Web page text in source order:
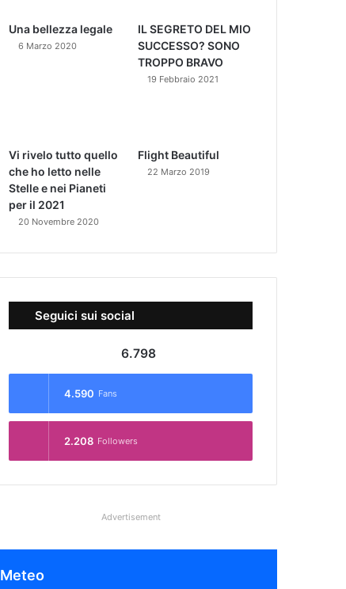
Una bellezza legale
6 Marzo 2020
IL SEGRETO DEL MIO
SUCCESSO? SONO
TROPPO BRAVO
19 Febbraio 2021
Vi rivelo tutto quello
che ho letto nelle
Stelle e nei Pianeti
per il 2021
20 Novembre 2020
Flight Beautiful
22 Marzo 2019
Seguici sui social
6.798
4.590 Fans
2.208 Followers
Advertisement
Meteo